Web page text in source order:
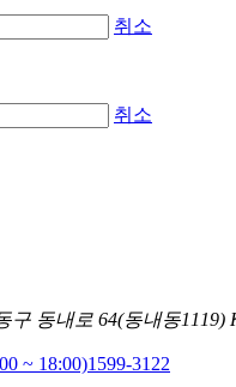
취소
취소
구 동내로 64(동내동1119)
~ 18:00)1599-3122